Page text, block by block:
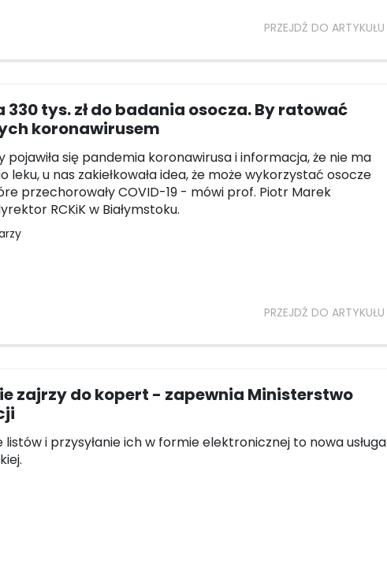
PRZEJDŹ DO ARTYKUŁU
330 tys. zł do badania osocza. By ratować
koronawirusem
pojawiła się pandemia koronawirusa i informacja, że nie ma
leku, u nas zakiełkowała idea, że może wykorzystać osocze
przechorowały COVID-19 - mówi prof. Piotr Marek
RCKiK w Białymstoku.
PRZEJDŹ DO ARTYKUŁU
zajrzy do kopert - zapewnia Ministerstwo
listów i przysyłanie ich w formie elektronicznej to nowa usługa